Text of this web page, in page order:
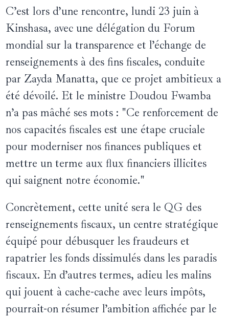
C’est lors d’une rencontre, lundi 23 juin à
Kinshasa, avec une délégation du Forum
mondial sur la transparence et l’échange de
renseignements à des fins fiscales, conduite
par Zayda Manatta, que ce projet ambitieux a
été dévoilé. Et le ministre Doudou Fwamba
n’a pas mâché ses mots : "Ce renforcement de
nos capacités fiscales est une étape cruciale
pour moderniser nos finances publiques et
mettre un terme aux flux financiers illicites
qui saignent notre économie."
Concrètement, cette unité sera le QG des
renseignements fiscaux, un centre stratégique
équipé pour débusquer les fraudeurs et
rapatrier les fonds dissimulés dans les paradis
fiscaux. En d’autres termes, adieu les malins
qui jouent à cache-cache avec leurs impôts,
pourrait-on résumer l’ambition affichée par le